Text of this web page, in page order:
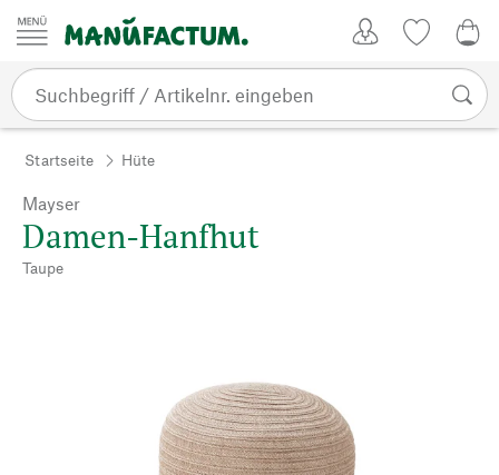
Zum Inhalt springen
Startseite Hüte
Mayser
Damen-Hanfhut
Taupe